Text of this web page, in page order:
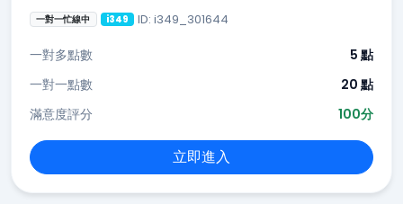
一對一忙線中 i349 ID: i349_301644
一對多點數
5 點
一對一點數
20 點
滿意度評分
100分
立即進入